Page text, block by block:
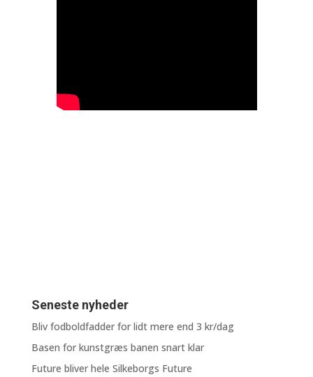
Seneste nyheder
Bliv fodboldfadder for lidt mere end 3 kr/dag
Basen for kunstgræs banen snart klar
Future bliver hele Silkeborgs Future